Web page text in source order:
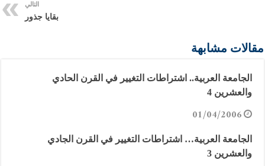
التالي
بقايا جذور
مقالات مشابهة
الجامعة العربية.. اشتراطات التغيير في القرن الحادي
والعشرين 4
01/04/2006
الجامعة العربية… اشتراطات التغيير في القرن الجادي
والعشرين 3